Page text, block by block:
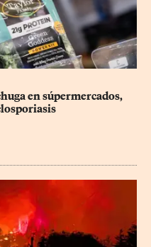
en súpermercados,